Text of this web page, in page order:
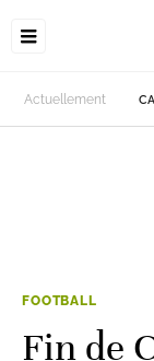
Actuellement
FOOTBALL
Fin de